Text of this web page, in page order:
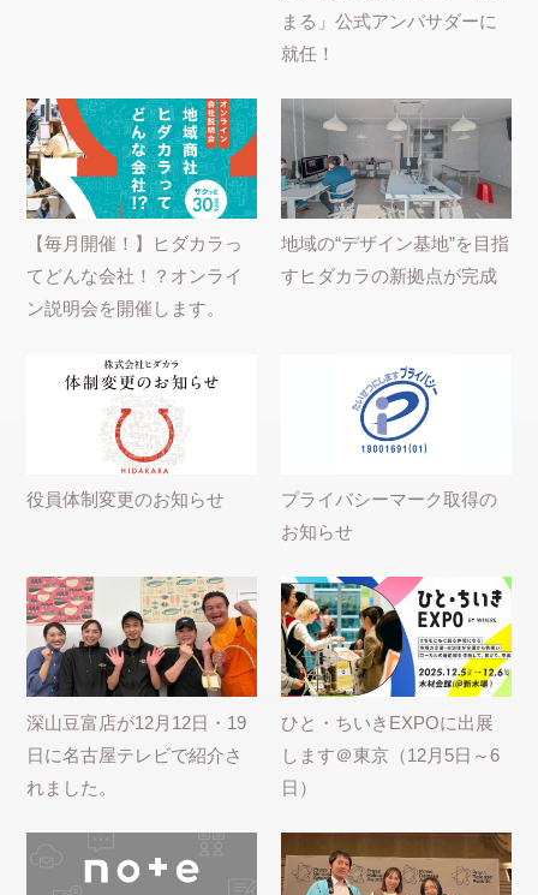
まる」公式アンバサダーに
就任！
【毎月開催！】ヒダカラっ
てどんな会社！？オンライ
ン説明会を開催します。
地域の“デザイン基地”を目指
すヒダカラの新拠点が完成
役員体制変更のお知らせ
プライバシーマーク取得の
お知らせ
深山豆富店が12月12日・19
日に名古屋テレビで紹介さ
れました。
ひと・ちいきEXPOに出展
します＠東京（12月5日～6
日）